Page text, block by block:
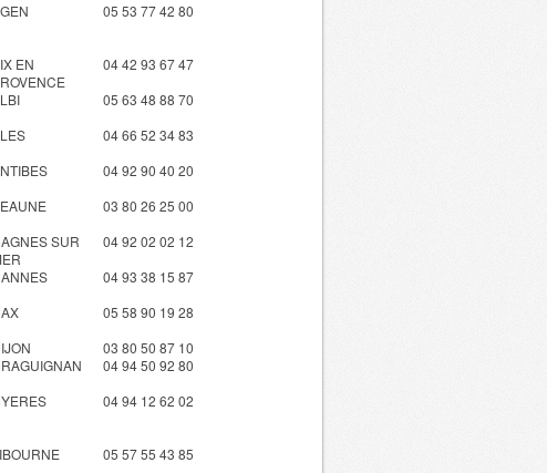
05 53 77 42 80
EN
04 42 93 67 47
05 63 48 88 70
04 66 52 34 83
04 92 90 40 20
03 80 26 25 00
SUR
04 92 02 02 12
04 93 38 15 87
05 58 90 19 28
03 80 50 87 10
04 94 50 92 80
04 94 12 62 02
05 57 55 43 85